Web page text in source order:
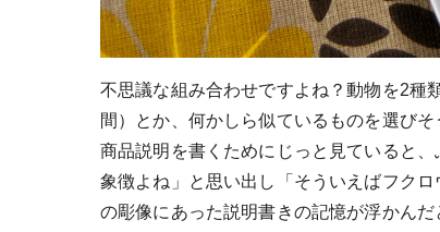
不思議な組み合わせですよね？動物を2種
間）とか、何かしら似ているものを選び
商品説明を書くためにじっと見ていると
象徴よね」と思い出し「そういえばフク
の彫像にあった説明書きの記憶が浮かんだ